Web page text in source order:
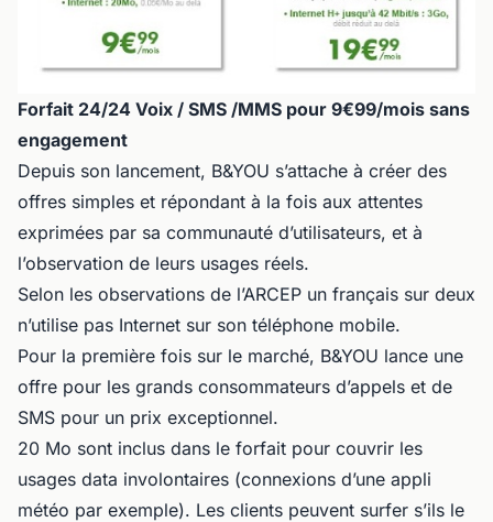
Forfait 24/24 Voix / SMS /MMS pour 9€99/mois sans
engagement
Depuis son lancement, B&YOU s’attache à créer des
offres simples et répondant à la fois aux attentes
exprimées par sa communauté d’utilisateurs, et à
l’observation de leurs usages réels.
Selon les observations de l’ARCEP un français sur deux
n’utilise pas Internet sur son téléphone mobile.
Pour la première fois sur le marché, B&YOU lance une
offre pour les grands consommateurs d’appels et de
SMS pour un prix exceptionnel.
20 Mo sont inclus dans le forfait pour couvrir les
usages data involontaires (connexions d’une appli
météo par exemple). Les clients peuvent surfer s’ils le